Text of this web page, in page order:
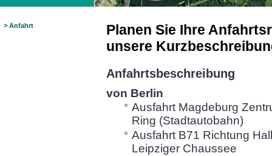
Anfahrt
Planen Sie Ihre
unsere
Anfahrtsbeschreibung
von Berlin
Ausfahrt Magdeburg
Ring (Stadtautobahn)
Ausfahrt B71 Richtung
Leipziger Chaussee